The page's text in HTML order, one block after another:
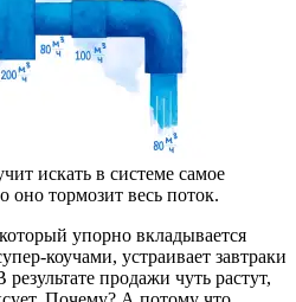
искать в системе самое
оно тормозит весь поток.
упорно вкладывается
коучами, устраивает завтраки
продажи чуть растут,